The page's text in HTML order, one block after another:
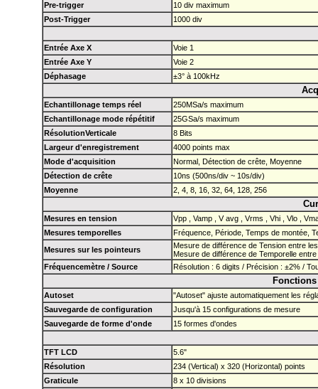
Pre-trigger
10 div maximum
Post-Trigger
1000 div
Entrée Axe X
Voie 1
Entrée Axe Y
Voie 2
Déphasage
±3° à 100kHz
Echantillonage temps réel
250MSa/s maximum
Echantillonage mode répétitif
25GSa/s maximum
RésolutionVerticale
8 Bits
Largeur d'enregistrement
4000 points max
Mode d'acquisition
Normal, Détection de crête, Moyenne
Détection de crête
10ns (500ns/div ~ 10s/div)
Moyenne
2, 4, 8, 16, 32, 64, 128, 256
Mesures en tension
Vpp , Vamp , V avg , Vrms , Vhi , Vlo ,
Mesures temporelles
Fréquence, Période, Temps de montée,
Mesures sur les pointeurs
Mesure de différence de Tension entre
Mesure de différence de Temporelle
Fréquencemètre / Source
Résolution : 6 digits / Précision : ±2% /
Autoset
"Autoset" ajuste automatiquement les
Sauvegarde de configuration
Jusqu'à 15 configurations de mesure
Sauvegarde de forme d'onde
15 formes d'ondes
TFT LCD
5.6"
Résolution
234 (Vertical) x 320 (Horizontal) points
Graticule
8 x 10 divisions